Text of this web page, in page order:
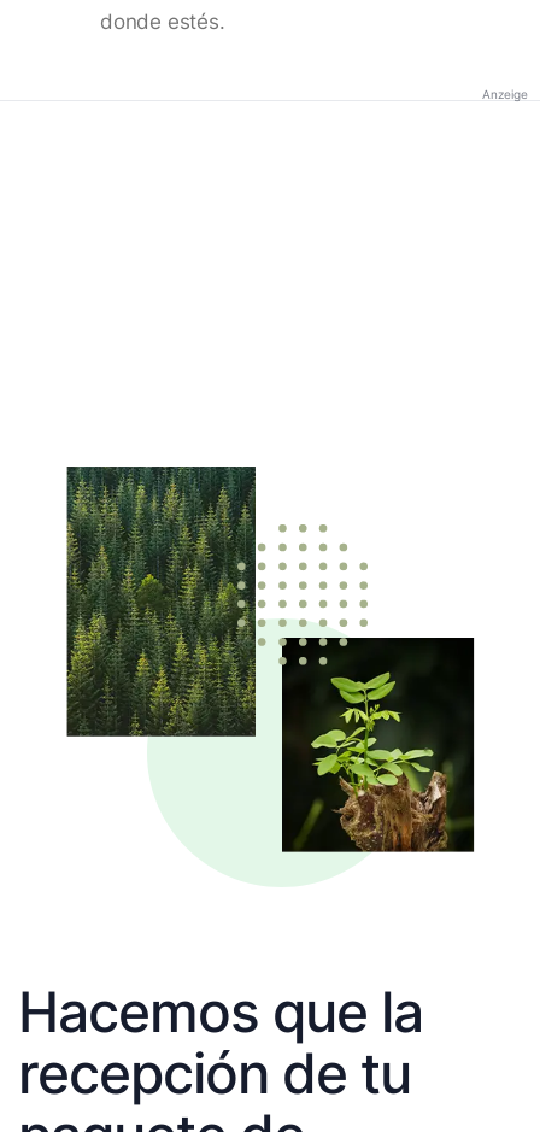
donde estés.
Anzeige
Hacemos que la
recepción de tu